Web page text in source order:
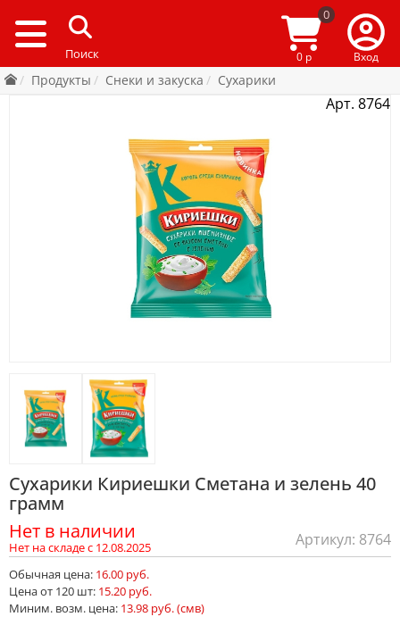
0
0 р Вход
Продукты Снеки и закуска Сухарики
Арт. 8764
Сухарики Кириешки Сметана и зелень 40
грамм
Нет в наличии
Нет на складе с 12.08.2025 Артикул: 8764
Обычная цена: 16.00 руб.
Цена от 120 шт: 15.20 руб.
Миним. возм. цена: 13.98 руб. (смв)